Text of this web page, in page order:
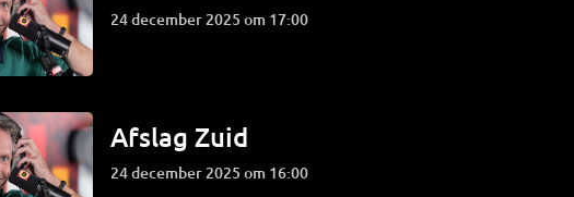
24 december 2025 om 17:00
Afslag Zuid
24 december 2025 om 16:00